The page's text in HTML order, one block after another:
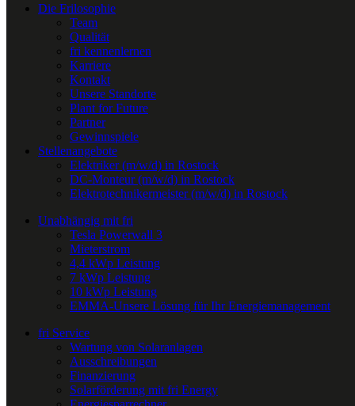
Die Frilosophie
Team
Qualität
fri kennenlernen
Karriere
Kontakt
Unsere Standorte
Plant for Future
Partner
Gewinnspiele
Stellenangebote
Elektriker (m/w/d) in Rostock
DC-Monteur (m/w/d) in Rostock
Elektrotechnikermeister (m/w/d) in Rostock
Unabhängig mit fri
Tesla Powerwall 3
Mieterstrom
4,4 kWp Leistung
7 kWp Leistung
10 kWp Leistung
EMMA-Unsere Lösung für Ihr Energiemanagement
fri Service
Wartung von Solaranlagen
Ausschreibungen
Finanzierung
Solarförderung mit fri Energy